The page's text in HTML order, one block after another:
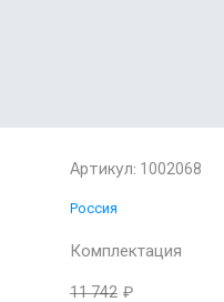
Артикул: 1002068
Россия
Комплектация
11 742 ₽